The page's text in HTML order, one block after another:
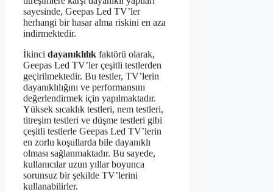
sayesinde, Geepas Led TV’ler
herhangi bir hasar alma riskini en aza
indirmektedir.
İkinci dayanıklılık faktörü olarak,
Geepas Led TV’ler çeşitli testlerden
geçirilmektedir. Bu testler, TV’lerin
dayanıklılığını ve performansını
değerlendirmek için yapılmaktadır.
Yüksek sıcaklık testleri, nem testleri,
titreşim testleri ve düşme testleri gibi
çeşitli testlerle Geepas Led TV’lerin
en zorlu koşullarda bile dayanıklı
olması sağlanmaktadır. Bu sayede,
kullanıcılar uzun yıllar boyunca
sorunsuz bir şekilde TV’lerini
kullanabilirler.